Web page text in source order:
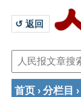
↺ 返回
首页 › 分栏目 ›